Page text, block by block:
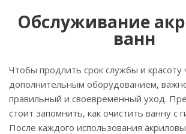
Обслуживание
ванн
Чтобы продлить срок службы и красоту
дополнительным оборудованием,
правильный и своевременный уход.
стоит запомнить, как очистить ванну с
После каждого использования